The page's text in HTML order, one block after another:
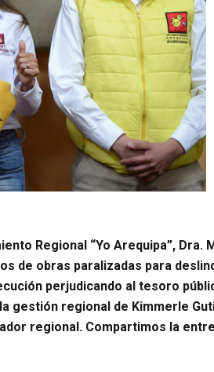
Regional “Yo Arequipa”, Dra.
de obras paralizadas para
perjudicando al tesoro
gestión regional de Kimmerle
regional. Compartimos la